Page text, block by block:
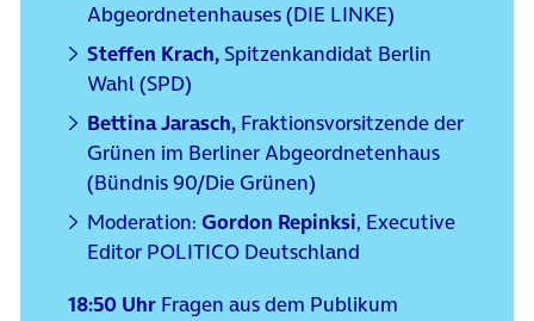
Abgeordnetenhauses (DIE LINKE)
Steffen Krach, Spitzenkandidat Berlin
Wahl (SPD)
Bettina Jarasch, Fraktionsvorsitzende der
Grünen im Berliner Abgeordnetenhaus
(Bündnis 90/Die Grünen)
Moderation: Gordon Repinksi, Executive
Editor POLITICO Deutschland
18:50 Uhr Fragen aus dem Publikum